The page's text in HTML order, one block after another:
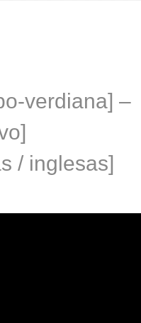
verdiana] –
/ inglesas]